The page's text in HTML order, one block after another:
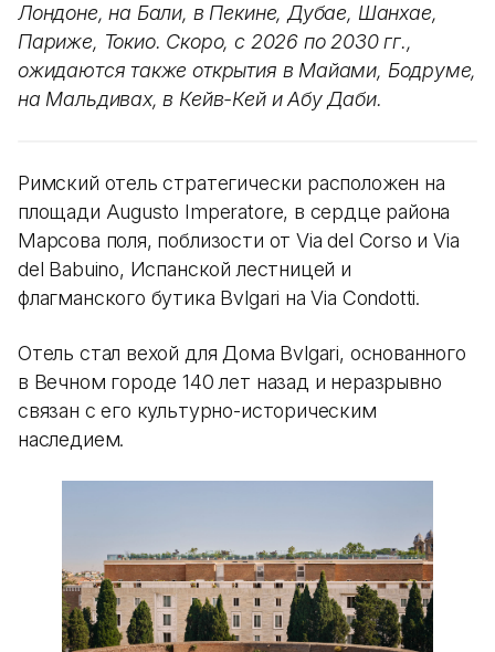
Лондоне, на Бали, в Пекине, Дубае, Шанхае,
Париже, Токио. Скоро, с 2026 по 2030 гг.,
ожидаются также открытия в Майами, Бодруме,
на Мальдивах, в Кейв-Кей и Абу Даби.
Римский отель стратегически расположен на
площади Augusto Imperatore, в сердце района
Марсова поля, поблизости от Via del Corso и Via
del Babuino, Испанской лестницей и
флагманского бутика Bvlgari на Via Condotti.
Отель стал вехой для Дома Bvlgari, основанного
в Вечном городе 140 лет назад и неразрывно
связан с его культурно-историческим
наследием.